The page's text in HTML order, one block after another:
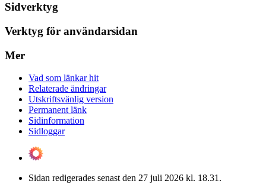
Sidverktyg
Verktyg för användarsidan
Mer
Vad som länkar hit
Relaterade ändringar
Utskriftsvänlig version
Permanent länk
Sidinformation
Sidloggar
Sidan redigerades senast den 27 juli 2026 kl. 18.31.